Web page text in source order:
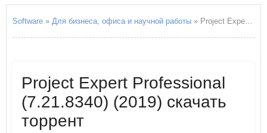
Software » Для бизнеса, офиса и научной работы » Project Expert Professional
Project Expert Professional
(7.21.8340) (2019) скачать
торрент